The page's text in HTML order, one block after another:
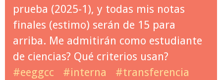
prueba (2025-1), y todas mis notas
finales (estimo) serán de 15 para
arriba. Me admitirán como estudiante
de ciencias? Qué criterios usan?
#eeggcc
#interna
#transferencia